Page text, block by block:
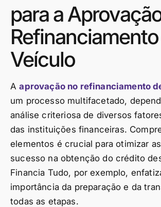
para a
Veículo
Aaprovação no refinanciamento
um processo multifacetado,
análise criteriosa de diversos
das instituições financeiras.
elementos é crucial para otimizar
sucesso na obtenção do crédito
Financia Tudo, por exemplo,
importância da preparação e da
todas as etapas.